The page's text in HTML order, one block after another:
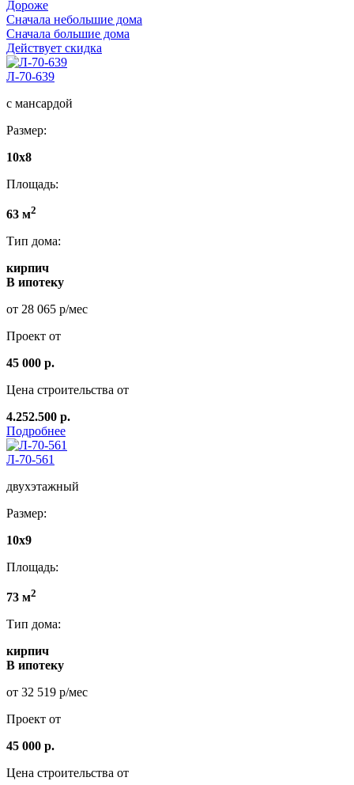
Дороже
Сначала небольшие дома
Сначала большие дома
Действует скидка
Л-70-639
с мансардой
Размер:
10x8
Площадь:
63 м2
Тип дома:
кирпич
В ипотеку
от 28 065 р/мес
Проект от
45 000 р.
Цена строительства от
4.252.500 р.
Подробнее
Л-70-561
двухэтажный
Размер:
10х9
Площадь:
73 м2
Тип дома:
кирпич
В ипотеку
от 32 519 р/мес
Проект от
45 000 р.
Цена строительства от